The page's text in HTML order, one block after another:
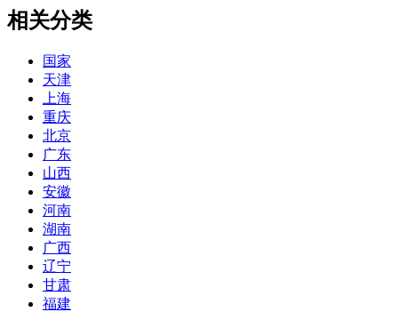
相关分类
国家
天津
上海
重庆
北京
广东
山西
安徽
河南
湖南
广西
辽宁
甘肃
福建